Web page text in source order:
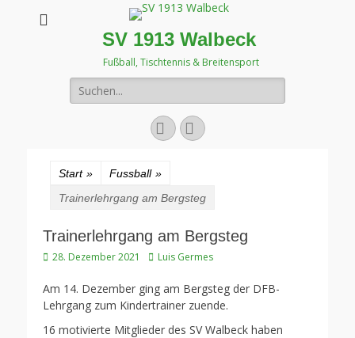
SV 1913 Walbeck
Fußball, Tischtennis & Breitensport
Suchen
nach:
FacebookInstagram
Start » Fussball »
Trainerlehrgang am Bergsteg
Trainerlehrgang am Bergsteg
Veröffentlicht
28. Dezember 2021 Autor
Luis Germes
Am 14. Dezember ging am Bergsteg der DFB-
Lehrgang zum Kindertrainer zuende.
16 motivierte Mitglieder des SV Walbeck haben